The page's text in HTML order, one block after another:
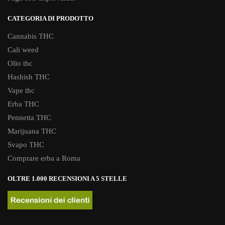
CATEGORIA DI PRODOTTO
Cannabis THC
Cali weed
Olio thc
Hashish THC
Vape thc
Erba THC
Pennetta THC
Marijuana THC
Svapo THC
Comprare erba a Roma
OLTRE 1.000 RECENSIONI A 5 STELLE